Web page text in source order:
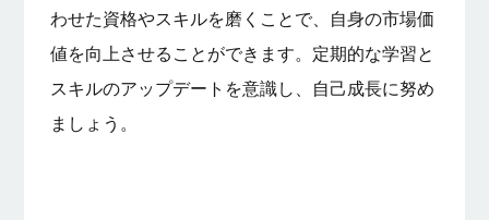
わせた資格やスキルを磨くことで、自身の市場価
値を向上させることができます。定期的な学習と
スキルのアップデートを意識し、自己成長に努め
ましょう。